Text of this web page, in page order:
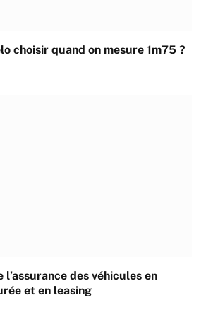
choisir quand on mesure 1m75 ?
des véhicules en
et en leasing